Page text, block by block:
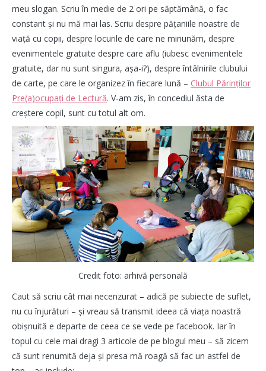
meu slogan. Scriu în medie de 2 ori pe săptămână, o fac
constant și nu mă mai las. Scriu despre pățaniile noastre de
viață cu copii, despre locurile de care ne minunăm, despre
evenimentele gratuite despre care aflu (iubesc evenimentele
gratuite, dar nu sunt singura, așa-i?), despre întâlnirile clubului
de carte, pe care le organizez în fiecare lună – Clubul Părinților
Pre(a)ocupați de Lectură. V-am zis, în concediul ăsta de
creștere copil, sunt cu totul alt om.
Credit foto: arhivă personală
Caut să scriu cât mai necenzurat – adică pe subiecte de suflet,
nu cu înjurături – și vreau să transmit ideea că viața noastră
obișnuită e departe de ceea ce se vede pe facebook. Iar în
topul cu cele mai dragi 3 articole de pe blogul meu – să zicem
că sunt renumită deja și presa mă roagă să fac un astfel de